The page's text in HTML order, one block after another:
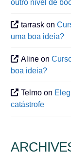
outro nível de
tarrask on
uma boa ideia?
Aline on
boa ideia?
Telmo on
catástrofe